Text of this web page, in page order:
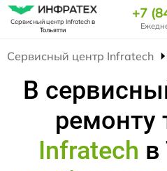
Сервисный центр Infratechв
Тольятти
+7
Сервисный центр Infratech
В
ремонту
Infratech в